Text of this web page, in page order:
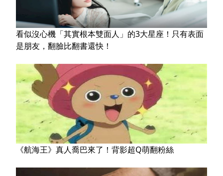
看似沒心機「其實根本雙面人」的3大星座！只有表面
是朋友，翻臉比翻書還快！
《航海王》真人喬巴來了！背影超Q萌翻粉絲